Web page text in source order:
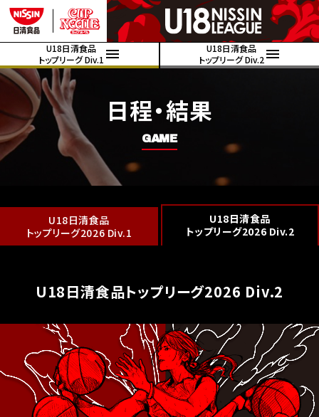
U18日清食品
トップリーグ Div.1
U18日清食品
トップリーグ Div.2
日程・結果
GAME
U18日清食品
トップリーグ2026 Div.1
U18日清食品
トップリーグ2026 Div.2
U18日清食品トップリーグ2026 Div.2